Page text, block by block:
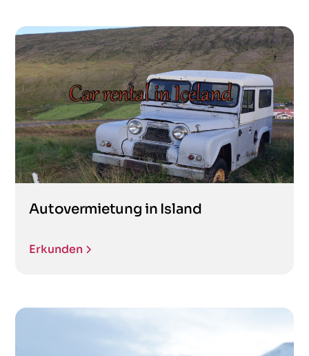
Autovermietung in Island
Erkunden